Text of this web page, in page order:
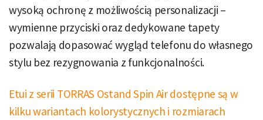
wysoką ochronę z możliwością personalizacji –
wymienne przyciski oraz dedykowane tapety
pozwalają dopasować wygląd telefonu do własnego
stylu bez rezygnowania z funkcjonalności.
Etui z serii TORRAS Ostand Spin Air dostępne są w
kilku wariantach kolorystycznych i rozmiarach